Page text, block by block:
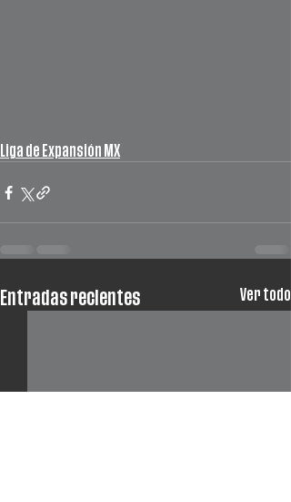
Liga de Expansión MX
Entradas recientes Ver todo